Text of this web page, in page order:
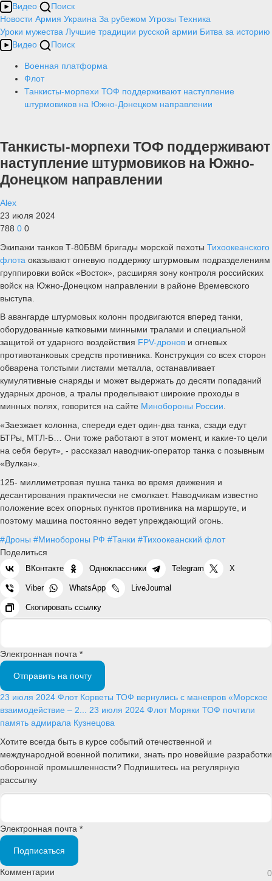
Видео
Поиск
Новости Армия Украина За рубежом Угрозы Техника
Уроки мужества Лучшие традиции русской армии Битва за историю
Видео
Поиск
Военная платформа
Флот
Танкисты-морпехи ТОФ поддерживают наступление
штурмовиков на Южно-Донецком направлении
Танкисты-морпехи ТОФ поддерживают
наступление штурмовиков на Южно-
Донецком направлении
Alex
23 июля 2024
788 0 0
Экипажи танков Т-80БВМ бригады морской пехоты Тихоокеанского
флота оказывают огневую поддержку штурмовым подразделениям
группировки войск «Восток», расширяя зону контроля российских
войск на Южно-Донецком направлении в районе Времевского
выступа.
В авангарде штурмовых колонн продвигаются вперед танки,
оборудованные катковыми минными тралами и специальной
защитой от ударного воздействия FPV-дронов и огневых
противотанковых средств противника. Конструкция со всех сторон
обварена толстыми листами металла, останавливает
кумулятивные снаряды и может выдержать до десяти попаданий
ударных дронов, а тралы проделывают широкие проходы в
минных полях, говорится на сайте Минобороны России.
«Заезжает колонна, спереди едет один-два танка, сзади едут
БТРы, МТЛ-Б… Они тоже работают в этот момент, и какие-то цели
на себя берут», - рассказал наводчик-оператор танка с позывным
«Вулкан».
125- миллиметровая пушка танка во время движения и
десантирования практически не смолкает. Наводчикам известно
положение всех опорных пунктов противника на маршруте, и
поэтому машина постоянно ведет упреждающий огонь.
#Дроны #Минобороны РФ #Танки #Тихоокеанский флот
Поделиться
ВКонтакте Одноклассники Telegram X
Viber WhatsApp LiveJournal
Скопировать ссылку
Электронная почта *
Отправить на почту
23 июля 2024 Флот Корветы ТОФ вернулись с маневров «Морское
взаимодействие – 2... 23 июля 2024 Флот Моряки ТОФ почтили
память адмирала Кузнецова
Хотите всегда быть в курсе событий отечественной и
международной военной политики, знать про новейшие разработки
оборонной промышленности? Подпишитесь на регулярную
рассылку
Электронная почта *
Подписаться
Комментарии 0